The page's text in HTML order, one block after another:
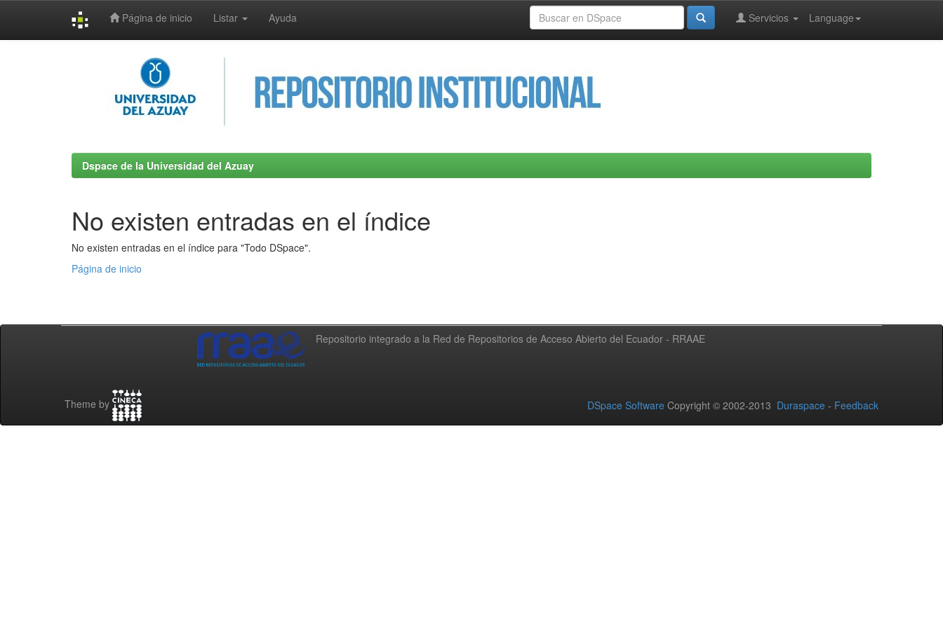
Página de inicio Listar Ayuda Language
Servicios
Dspace de la Universidad del Azuay
No existen entradas en el índice
No existen entradas en el índice para "Todo DSpace".
Página de inicio
Repositorio integrado a la Red de Repositorios de Acceso Abierto del Ecuador - RRAAE
Theme by DSpace Software Copyright © 2002-2013 Duraspace - Feedback